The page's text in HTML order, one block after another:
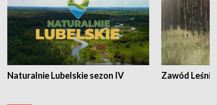
Naturalnie Lubelskie sezon IV Zawód Leśnik